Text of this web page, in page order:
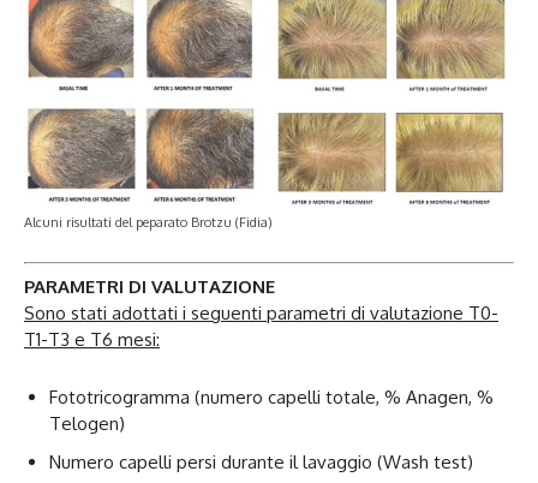
Alcuni risultati del peparato Brotzu (Fidia)
PARAMETRI DI VALUTAZIONE
Sono stati adottati i seguenti parametri di valutazione T0-
T1-T3 e T6 mesi:
Fototricogramma (numero capelli totale, % Anagen, %
Telogen)
Numero capelli persi durante il lavaggio (Wash test)